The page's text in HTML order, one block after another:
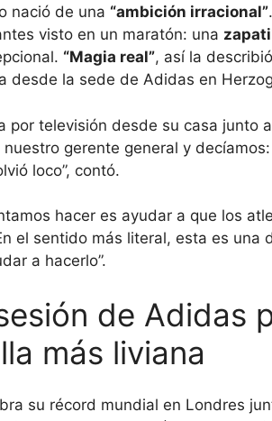
nació de una “ambición irracional”
visto en un maratón: una
“Magia real”, así la
desde la sede de Adidas en
por televisión desde su casa junto
gerente general y decíamos:
loco”, contó.
hacer es ayudar a que los
el sentido más literal, esta es una
a hacerlo”.
de Adidas
más liviana